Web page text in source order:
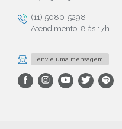
(11) 5080-5298
Atendimento: 8 às 17h
envie uma mensagem